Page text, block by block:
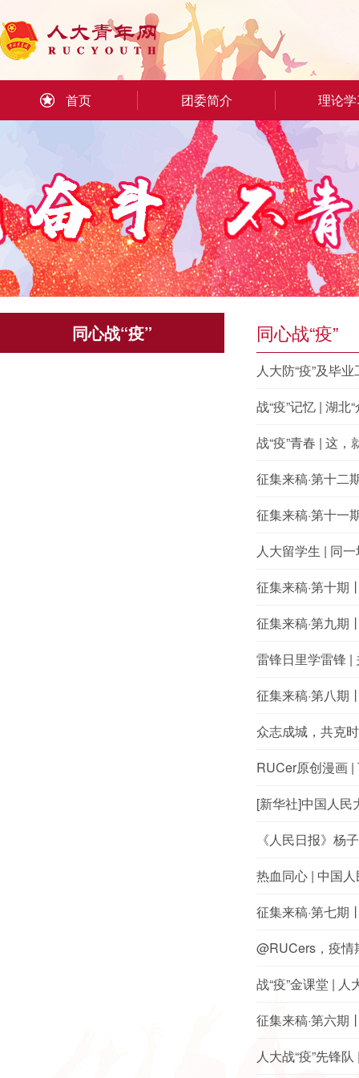
首页 团委简介 理论
同心战“疫” 同心战“疫”
人大防“疫”及毕
战“疫”记忆 | 湖北
战“疫”青春 | 这
征集来稿·第十二
征集来稿·第十一
人大留学生 | 同
征集来稿·第十期
征集来稿·第九期
雷锋日里学雷锋 |
征集来稿·第八期
众志成城，共克
RUCer原创漫画
[新华社]中国人民
《人民日报》杨
热血同心 | 中国
征集来稿·第七期
@RUCers，疫
战“疫”金课堂 |
征集来稿·第六期
人大战“疫”先锋